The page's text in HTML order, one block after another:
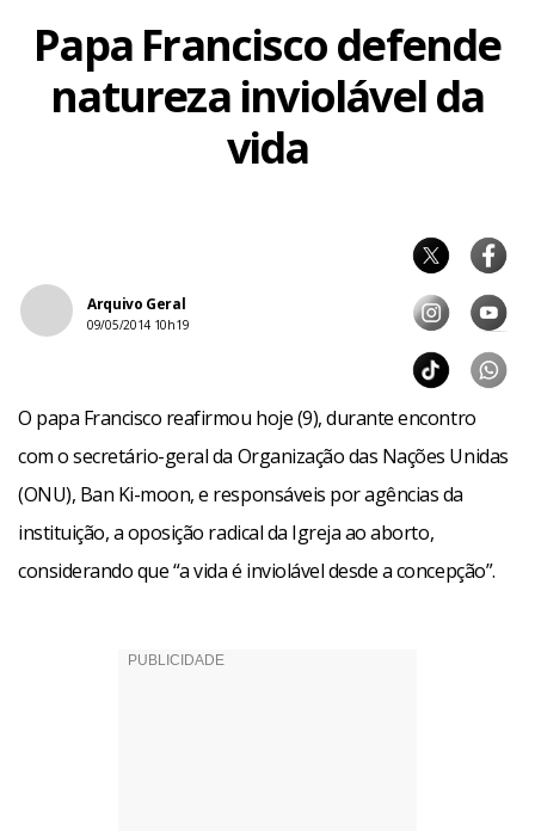
Papa Francisco defende
natureza inviolável da
vida
Arquivo Geral
09/05/2014 10h19
O papa Francisco reafirmou hoje (9), durante encontro
com o secretário-geral da Organização das Nações Unidas
(ONU), Ban Ki-moon, e responsáveis por agências da
instituição, a oposição radical da Igreja ao aborto,
considerando que “a vida é inviolável desde a concepção”.